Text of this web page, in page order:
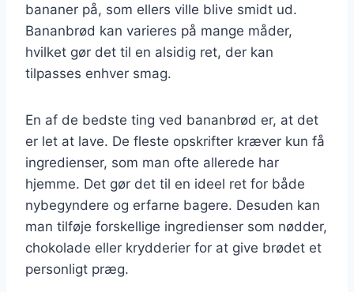
bananer på, som ellers ville blive smidt ud.
Bananbrød kan varieres på mange måder,
hvilket gør det til en alsidig ret, der kan
tilpasses enhver smag.
En af de bedste ting ved bananbrød er, at det
er let at lave. De fleste opskrifter kræver kun få
ingredienser, som man ofte allerede har
hjemme. Det gør det til en ideel ret for både
nybegyndere og erfarne bagere. Desuden kan
man tilføje forskellige ingredienser som nødder,
chokolade eller krydderier for at give brødet et
personligt præg.